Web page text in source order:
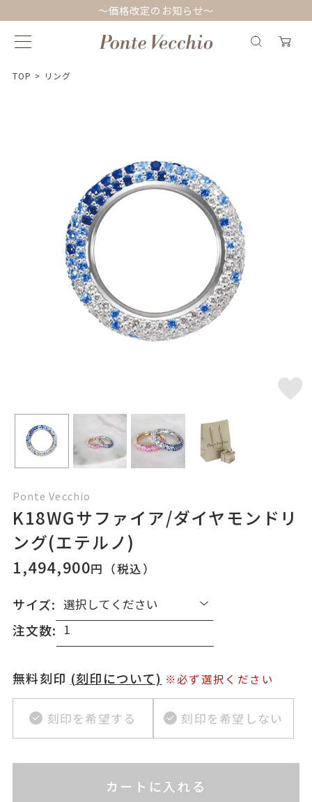
～価格改定のお知らせ～
TOP > リング
Ponte Vecchio
K18WGサファイア/ダイヤモンドリ
ング(エテルノ)
1,494,900円（税込）
サイズ:
注文数:
無料刻印 (刻印について) ※必ず選択ください
刻印を希望する 刻印を希望しない
お届け目安：約2ヶ月以内カートに入れる